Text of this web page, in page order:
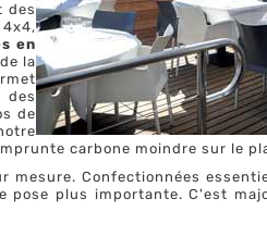
des
en
la
de
carbone moindre sur le
Confectionnées
plus importante. C'est